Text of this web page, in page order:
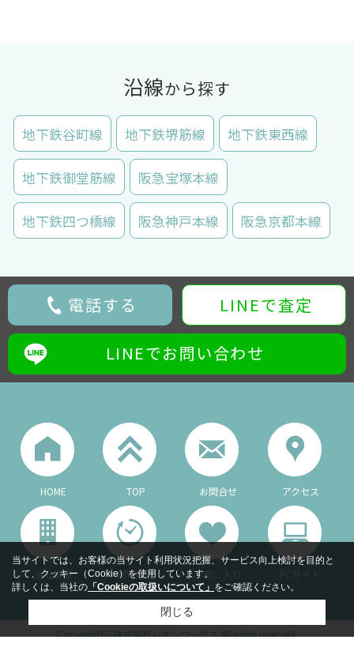
沿線から探す
地下鉄谷町線 地下鉄堺筋線 地下鉄東西線
地下鉄御堂筋線 阪急宝塚本線
地下鉄四つ橋線 阪急神戸本線 阪急京都本線
電話する LINEで査定
LINEでお問い合わせ
HOME TOP お問合せ アクセス
会社概要 閲覧履歴 お気に入り PCサイト
Copyright(c) 株式会社レオンワークス All rights reserved.
当サイトでは、お客様の当サイト利用状況把握、サービス向上検討を目的と
して、クッキー（Cookie）を使用しています。
詳しくは、当社の 「Cookieの取扱いについて」 をご確認ください。
閉じる